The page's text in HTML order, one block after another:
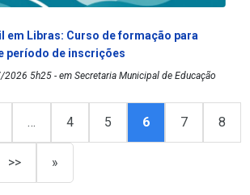
em Libras: Curso de formação para
período de inscrições
5h25 - em Secretaria Municipal de Educação
… 4 5 6 7 8
>> »